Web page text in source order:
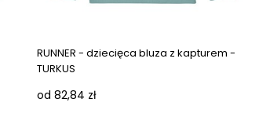
RUNNER - dziecięca bluza z kapturem -
TURKUS
od 82,84 zł